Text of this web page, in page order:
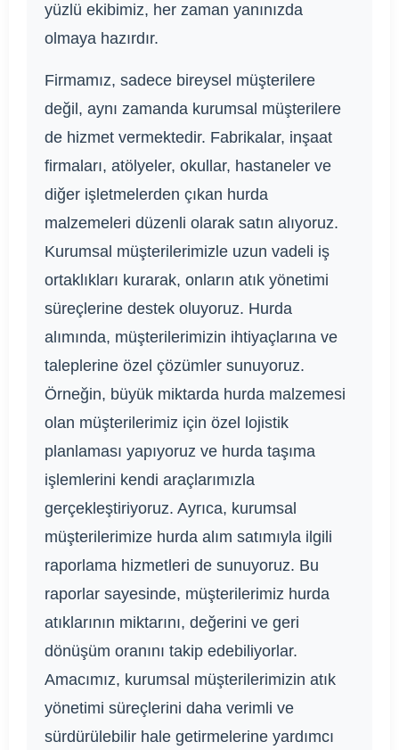
yüzlü ekibimiz, her zaman yanınızda
olmaya hazırdır.
Firmamız, sadece bireysel müşterilere
değil, aynı zamanda kurumsal müşterilere
de hizmet vermektedir. Fabrikalar, inşaat
firmaları, atölyeler, okullar, hastaneler ve
diğer işletmelerden çıkan hurda
malzemeleri düzenli olarak satın alıyoruz.
Kurumsal müşterilerimizle uzun vadeli iş
ortaklıkları kurarak, onların atık yönetimi
süreçlerine destek oluyoruz. Hurda
alımında, müşterilerimizin ihtiyaçlarına ve
taleplerine özel çözümler sunuyoruz.
Örneğin, büyük miktarda hurda malzemesi
olan müşterilerimiz için özel lojistik
planlaması yapıyoruz ve hurda taşıma
işlemlerini kendi araçlarımızla
gerçekleştiriyoruz. Ayrıca, kurumsal
müşterilerimize hurda alım satımıyla ilgili
raporlama hizmetleri de sunuyoruz. Bu
raporlar sayesinde, müşterilerimiz hurda
atıklarının miktarını, değerini ve geri
dönüşüm oranını takip edebiliyorlar.
Amacımız, kurumsal müşterilerimizin atık
yönetimi süreçlerini daha verimli ve
sürdürülebilir hale getirmelerine yardımcı